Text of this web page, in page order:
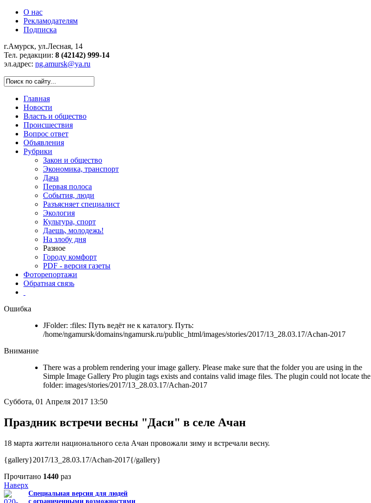
О нас
Рекламодателям
Подписка
г.Амурск, ул.Лесная, 14
Тел. редакции: 8 (42142) 999-14
эл.адрес: ng.amursk@ya.ru
Главная
Новости
Власть и общество
Происшествия
Вопрос ответ
Объявления
Рубрики
Закон и общество
Экономика, транспорт
Дача
Первая полоса
События, люди
Разъясняет специалист
Экология
Культура, спорт
Даешь, молодежь!
На злобу дня
Разное
Городу комфорт
PDF - версия газеты
Фоторепортажи
Обратная связь
Ошибка
JFolder: :files: Путь ведёт не к каталогу. Путь:
/home/ngamursk/domains/ngamursk.ru/public_html/images/stories/2017/13_28.03.17/Achan-2017
Внимание
There was a problem rendering your image gallery. Please make sure that the folder you are using in the
Simple Image Gallery Pro plugin tags exists and contains valid image files. The plugin could not locate the
folder: images/stories/2017/13_28.03.17/Achan-2017
Суббота, 01 Апреля 2017 13:50
Праздник встречи весны "Даси" в селе Ачан
18 марта жители национального села Ачан провожали зиму и встречали весну.
{gallery}2017/13_28.03.17/Achan-2017{/gallery}
Прочитано 1440 раз
Наверх
Специальная версия для людей
с ограниченными возможностями